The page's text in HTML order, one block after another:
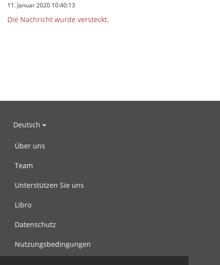
11. Januar 2020 10:40:13
Die Nachricht wurde versteckt.
Deutsch
Über uns
Team
Unterstützen Sie uns
Libro
Datenschutz
Nutzungsbedingungen